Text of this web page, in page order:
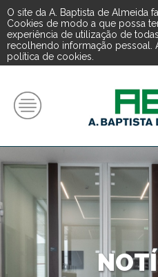
O site da A. Baptista de Almeida
Cookies de modo a que possa
experiência de utilização de
recolhendo informação pessoal.
política de cookies.